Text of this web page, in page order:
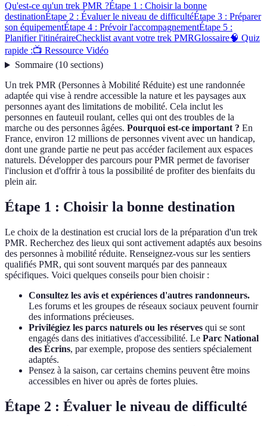
Qu'est-ce qu'un trek PMR ?Étape 1 : Choisir la bonne
destinationÉtape 2 : Évaluer le niveau de difficultéÉtape 3 : Préparer
son équipementÉtape 4 : Prévoir l'accompagnementÉtape 5 :
Planifier l'itinéraireChecklist avant votre trek PMRGlossaire🧠 Quiz
rapide :📺 Ressource Vidéo
Sommaire(10 sections)
Un trek PMR (Personnes à Mobilité Réduite) est une randonnée
adaptée qui vise à rendre accessible la nature et les paysages aux
personnes ayant des limitations de mobilité. Cela inclut les
personnes en fauteuil roulant, celles qui ont des troubles de la
marche ou des personnes âgées. Pourquoi est-ce important ? En
France, environ 12 millions de personnes vivent avec un handicap,
dont une grande partie ne peut pas accéder facilement aux espaces
naturels. Développer des parcours pour PMR permet de favoriser
l'inclusion et d'offrir à tous la possibilité de profiter des bienfaits du
plein air.
Étape 1 : Choisir la bonne destination
Le choix de la destination est crucial lors de la préparation d'un trek
PMR. Recherchez des lieux qui sont activement adaptés aux besoins
des personnes à mobilité réduite. Renseignez-vous sur les sentiers
qualifiés PMR, qui sont souvent marqués par des panneaux
spécifiques. Voici quelques conseils pour bien choisir :
Consultez les avis et expériences d'autres randonneurs.
Les forums et les groupes de réseaux sociaux peuvent fournir
des informations précieuses.
Privilégiez les parcs naturels ou les réserves qui se sont
engagés dans des initiatives d'accessibilité. Le Parc National
des Écrins, par exemple, propose des sentiers spécialement
adaptés.
Pensez à la saison, car certains chemins peuvent être moins
accessibles en hiver ou après de fortes pluies.
Étape 2 : Évaluer le niveau de difficulté